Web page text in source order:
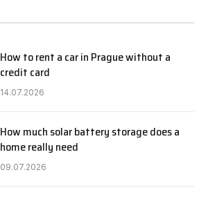
How to rent a car in Prague without a
credit card
14.07.2026
How much solar battery storage does a
home really need
09.07.2026